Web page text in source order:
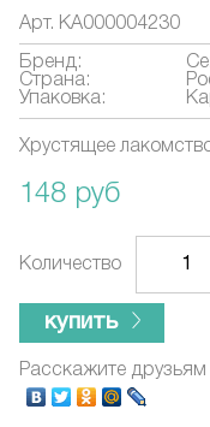
Арт. КА000004230
Бренд:
Страна:
Упаковка:
Хрустящее
148 руб
Количество
купить
Расскажите